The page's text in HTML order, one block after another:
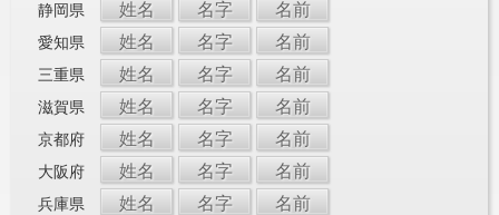
静岡県 姓名 名字 名前
愛知県 姓名 名字 名前
三重県 姓名 名字 名前
滋賀県 姓名 名字 名前
京都府 姓名 名字 名前
大阪府 姓名 名字 名前
兵庫県 姓名 名字 名前